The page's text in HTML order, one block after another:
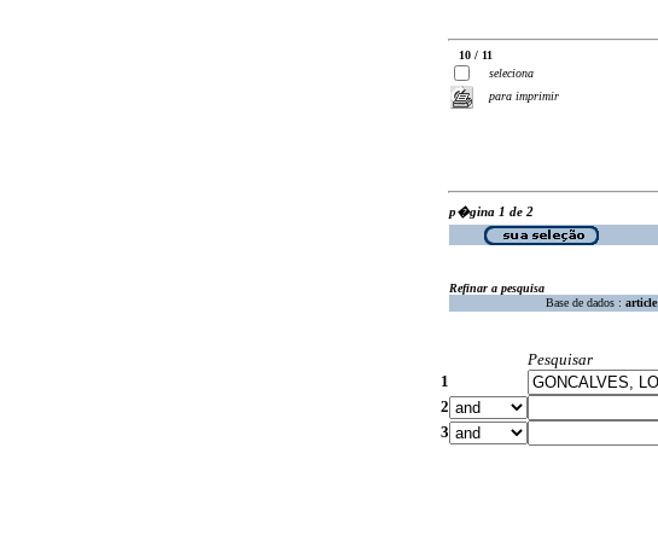
10 / 11
seleciona
para imprimir
p�gina 1 de 2
Refinar a pesquisa
Base de dados : article
Pesquisar
1
2
3